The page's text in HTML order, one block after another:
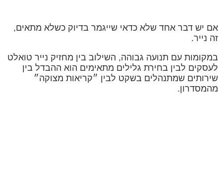
אם יש דבר אחד שלא כדאי שייגמר בדיוק כשלא מתאים,
זה נייר.
במקומות עם תנועה גבוהה, השילוב בין מחזיק נייר טואלט
לעסקים לבין בחירת גלילים מתאימים הוא ההבדל בין
שירותים שמתנהלים בשקט לבין ״קריאות מצוקה״
מהמסדרון.